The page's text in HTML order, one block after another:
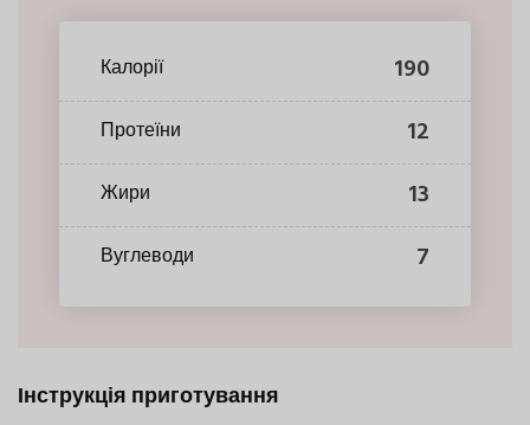
Калорії 190
Протеїни 12
Жири 13
Вуглеводи 7
Інструкція приготування